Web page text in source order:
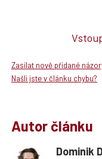
Zasílat nově přidané
Našli jste v článku chybu?
Autor článku
Dominik